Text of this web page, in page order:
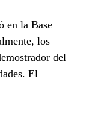
en la Base
los
del
El